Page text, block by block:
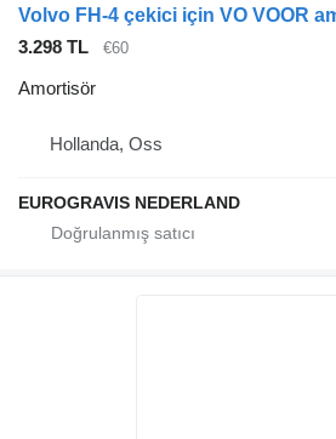
Volvo FH-4 çekici için VO VOOR
3.298 TL
€60
Amortisör
Hollanda, Oss
EUROGRAVIS NEDERLAND